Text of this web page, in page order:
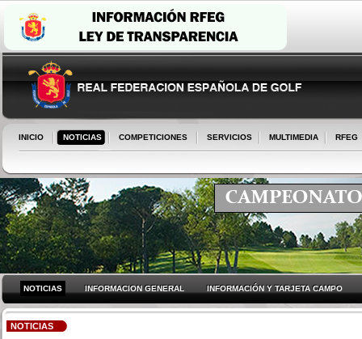
INICIO NOTICIAS COMPETICIONES SERVICIOS MULTIMEDIA RFEG
NOTICIAS INFORMACION GENERAL INFORMACIÓN Y TARJETA CAMPO
NOTICIAS